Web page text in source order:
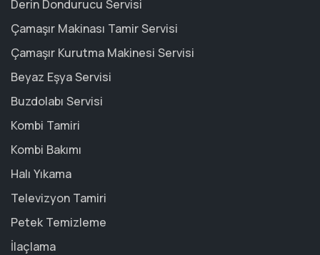
Derin Dondurucu Servisi
Çamaşır Makinası Tamir Servisi
Çamaşır Kurutma Makinesi Servisi
Beyaz Eşya Servisi
Buzdolabı Servisi
Kombi Tamiri
Kombi Bakımı
Halı Yıkama
Televizyon Tamiri
Petek Temizleme
İlaçlama